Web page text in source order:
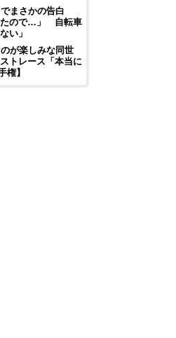
まさかの告白
たので…」 自転車
い」
が楽しみな同世
トレース「本当に
権】